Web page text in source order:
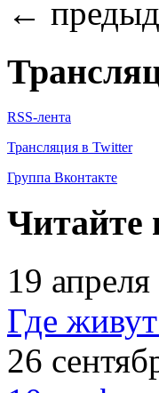
←
RSS-лента
Трансляция в Twitter
Группа Вконтакте
Читайте
19
Где
26